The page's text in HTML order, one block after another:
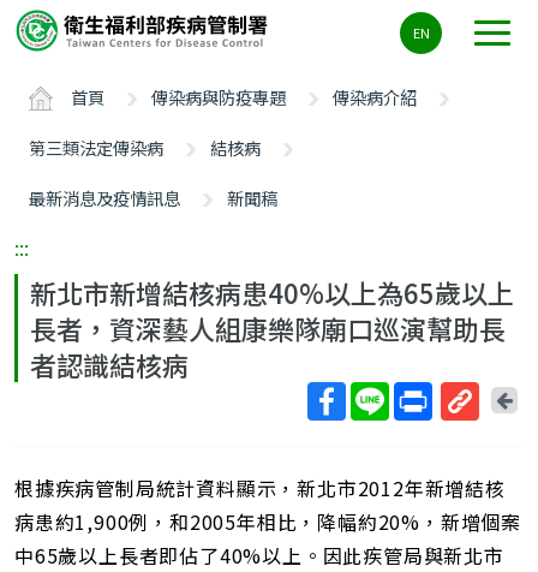
要
ALT+C
EN
首頁 傳染病與防疫專題
傳染病介紹
第三類法定傳染病
結核病
最新消息及疫情訊息
新聞稿
:::
新北市新增結核病患40%以上為65歲以上
長者，資深藝人組康樂隊廟口巡演幫助長
者認識結核病
短
網
址
回
根據疾病管制局統計資料顯示，新北市2012年新增結核
病患約1,900例，和2005年相比，降幅約20%，新增個案
中65歲以上長者即佔了40%以上。因此疾管局與新北市